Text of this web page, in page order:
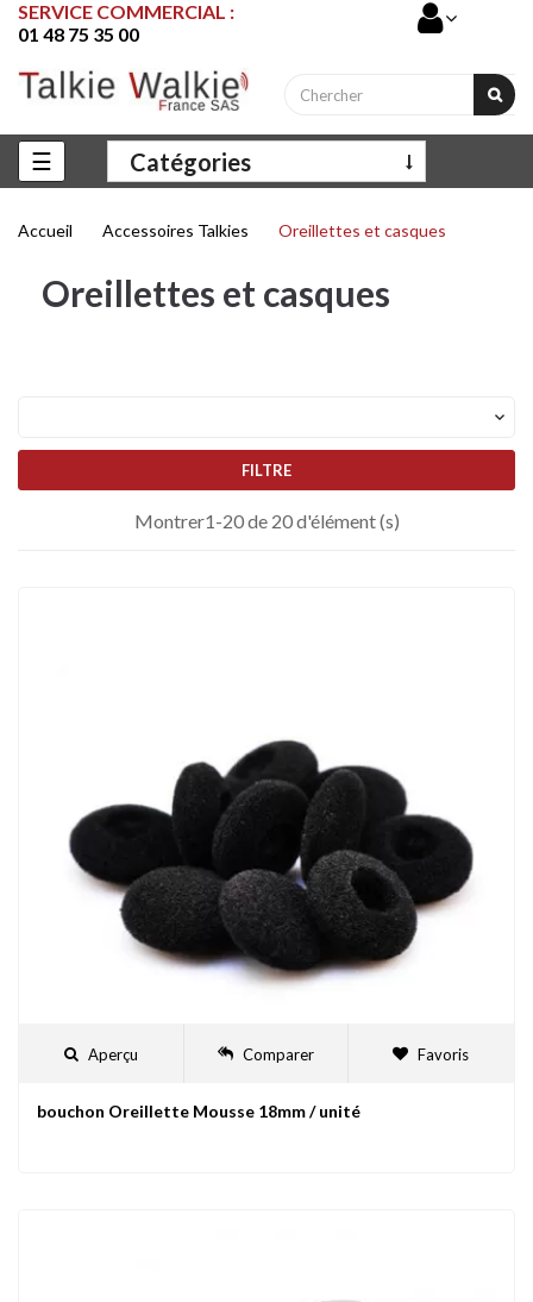
SERVICE COMMERCIAL :
01 48 75 35 00
Catégories
Basculer
la
☰
Accueil Accessoires Talkies Oreillettes et casques
Oreillettes et casques

FILTRE
Montrer1-20 de 20 d'élément (s)
Aperçu Comparer Favoris
bouchon Oreillette Mousse 18mm / unité